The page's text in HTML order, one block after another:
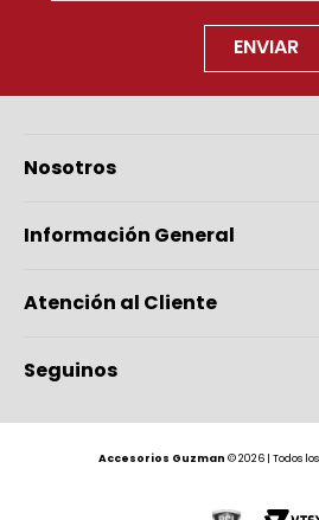
ENVIAR
Nosotros
Información General
Atención al Cliente
Seguinos
Accesorios Guzman © 2026 | Todos